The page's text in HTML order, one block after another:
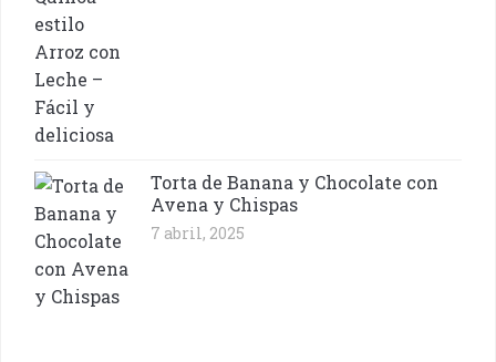
Torta de Banana y Chocolate con
Avena y Chispas
7 abril, 2025